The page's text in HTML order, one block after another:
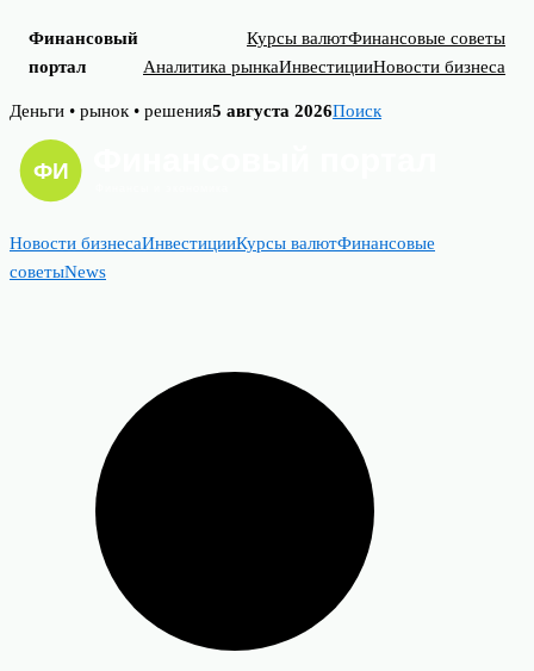
Финансовый
портал
Курсы валютФинансовые советы
Аналитика рынкаИнвестицииНовости бизнеса
Skip
content
Деньги • рынок • решения5 августа 2026Поиск
Новости бизнесаИнвестицииКурсы валютФинансовые
советыNews